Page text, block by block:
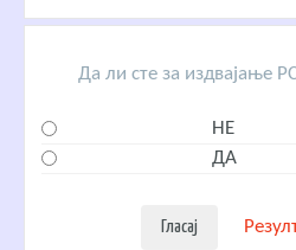
Да ли сте за издвајање
НЕ
ДА